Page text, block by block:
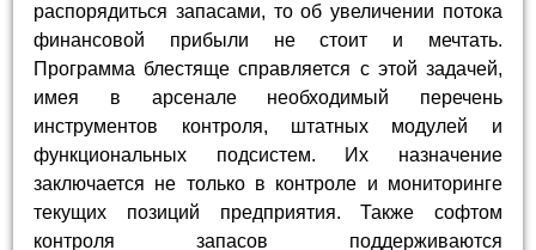
распорядиться запасами, то об увеличении потока
финансовой прибыли не стоит и мечтать.
Программа блестяще справляется с этой задачей,
имея в арсенале необходимый перечень
инструментов контроля, штатных модулей и
функциональных подсистем. Их назначение
заключается не только в контроле и мониторинге
текущих позиций предприятия. Также софтом
контроля запасов поддерживаются